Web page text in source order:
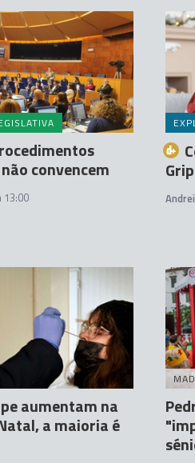
convencem
13:00
aumentam na
a maioria é